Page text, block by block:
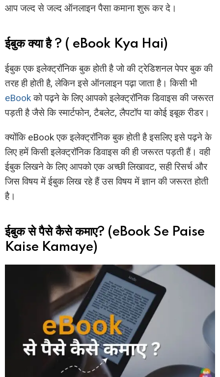
आप जल्द से जल्द ऑनलाइन पैसा कमाना शुरू कर दे।
ईबुक क्या है ? ( eBook Kya Hai)
ईबुक एक इलेक्ट्रॉनिक बुक होती है जो की ट्रेडिशनल पेपर बुक की
तरह ही होती है, लेकिन इसे ऑनलाइन पढ़ा जाता है। किसी भी
eBookको पढ़ने के लिए आपको इलेक्ट्रॉनिक डिवाइस की जरूरत
पड़ती है जैसे कि स्मार्टफोन, टैबलेट, लैपटॉप या कोई इबूक रीडर।
क्योंकि eBook एक इलेक्ट्रॉनिक बुक होती है इसलिए इसे पढ़ने के
लिए हमें किसी इलेक्ट्रॉनिक डिवाइस की ही जरूरत पड़ती हैं। वही
ईबुक लिखने के लिए आपको एक अच्छी लिखावट, सही रिसर्च और
जिस विषय में ईबुक लिख रहे हैं उस विषय में ज्ञान की जरूरत होती
है।
ईबुक से पैसे कैसे कमाए? (eBook Se Paise
Kaise Kamaye)